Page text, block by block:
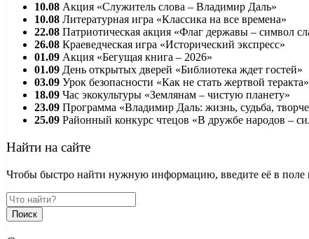
10.08 Акция «Служитель слова – Владимир Даль»
10.08 Литературная игра «Классика на все времена»
22.08 Патриотическая акция «Флаг державы – символ
26.08 Краеведческая игра «Исторический экспресс»
01.09 Акция «Бегущая книга – 2026»
01.09 День открытых дверей «Библиотека ждет гостей»
03.09 Урок безопасности «Как не стать жертвой теракта»
18.09 Час экокультуры «Землянам – чистую планету»
23.09 Программа «Владимир Даль: жизнь, судьба,
25.09 Районный конкурс чтецов «В дружбе народов –
Найти на сайте
Чтобы быстро найти нужную информацию, введите её в поле
Поиск